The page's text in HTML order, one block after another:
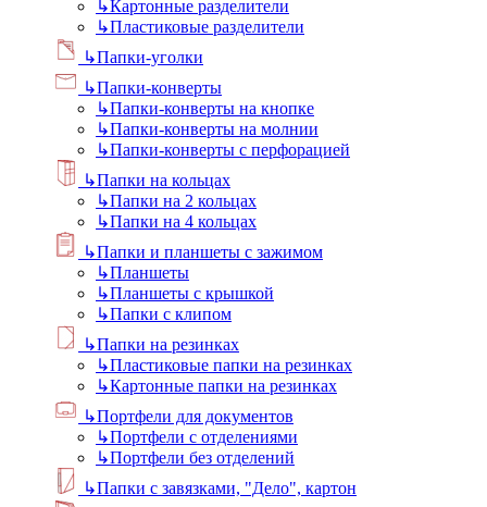
↳Картонные разделители
↳Пластиковые разделители
↳Папки-уголки
↳Папки-конверты
↳Папки-конверты на кнопке
↳Папки-конверты на молнии
↳Папки-конверты с перфорацией
↳Папки на кольцах
↳Папки на 2 кольцах
↳Папки на 4 кольцах
↳Папки и планшеты с зажимом
↳Планшеты
↳Планшеты с крышкой
↳Папки с клипом
↳Папки на резинках
↳Пластиковые папки на резинках
↳Картонные папки на резинках
↳Портфели для документов
↳Портфели с отделениями
↳Портфели без отделений
↳Папки с завязками, "Дело", картон